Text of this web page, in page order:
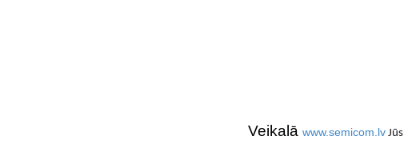
Veikalāwww.semicom.lv